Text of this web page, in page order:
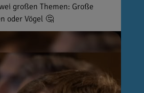
großen Themen: Große
oder Vögel 🤔